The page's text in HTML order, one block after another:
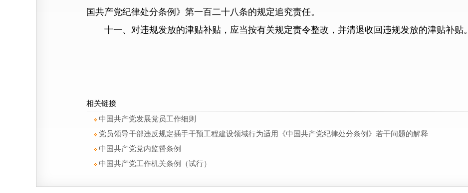
国共产党纪律处分条例》第一百二十八条的规定追究责任。
十一、对违规发放的津贴补贴，应当按有关规定责令整改，并清退收回违规发放的津贴补贴。
相关链接
中国共产党发展党员工作细则
党员领导干部违反规定插手干预工程建设领域行为适用《中国共产党纪律处分条例》若干问题的解释
中国共产党党内监督条例
中国共产党工作机关条例（试行）